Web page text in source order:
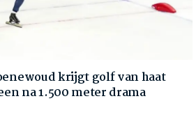
krijgt golf van haat
na 1.500 meter drama